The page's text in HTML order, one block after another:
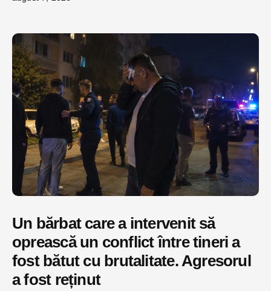
Un bărbat care a intervenit să
oprească un conflict între tineri a
fost bătut cu brutalitate. Agresorul
a fost reținut